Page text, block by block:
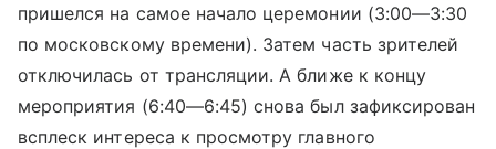
пришелся на самое начало церемонии (3:00—3:30
по московскому времени). Затем часть зрителей
отключилась от трансляции. А ближе к концу
мероприятия (6:40—6:45) снова был зафиксирован
всплеск интереса к просмотру главного